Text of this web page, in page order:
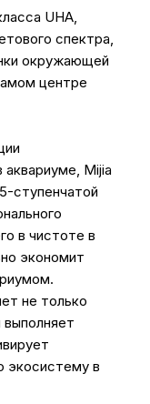
UHA,
спектра,
окружающей
центре
Mijia
ступенчатой
в чистоте в
экономит
не только
выполняет
экосистему в